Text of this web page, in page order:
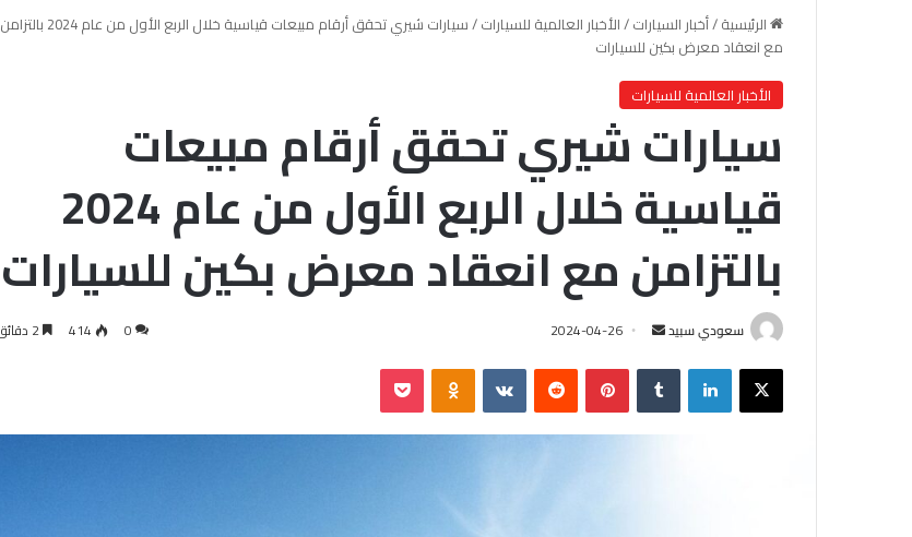
الرئيسية/أخبار السيارات/الأخبار العالمية للسيارات/
سيارات شيري تحقق أرقام مبيعات قياسية خلال الربع الأول من عام 2024 بالتزامن
مع انعقاد معرض بكين للسيارات
الأخبار العالمية للسيارات
سيارات شيري تحقق أرقام مبيعات
قياسية خلال الربع الأول من عام 2024
بالتزامن مع انعقاد معرض بكين للسيارات
سعودي سبيد
ل
ب
2024-04-26
0
414
لينكدإن بينتيريست